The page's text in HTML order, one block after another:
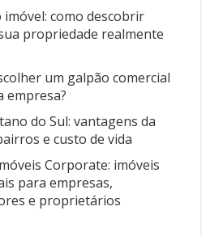
imóvel: como descobrir
propriedade realmente
um galpão comercial
empresa?
do Sul: vantagens da
e custo de vida
Corporate: imóveis
para empresas,
e proprietários